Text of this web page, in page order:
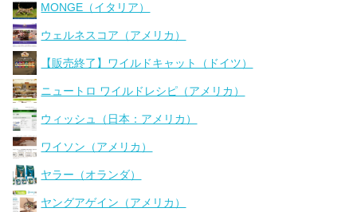
MONGE（イタリア）
ウェルネスコア（アメリカ）
【販売終了】ワイルドキャット（ドイツ）
ニュートロ ワイルドレシピ（アメリカ）
ウィッシュ（日本：アメリカ）
ワイソン（アメリカ）
ヤラー（オランダ）
ヤングアゲイン（アメリカ）